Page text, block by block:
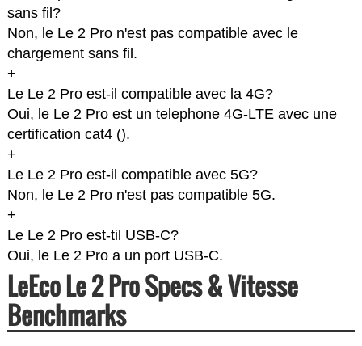
sans fil?
Non, le Le 2 Pro n'est pas compatible avec le
chargement sans fil.
+
Le Le 2 Pro est-il compatible avec la 4G?
Oui, le Le 2 Pro est un telephone 4G-LTE avec une
certification cat4 ().
+
Le Le 2 Pro est-il compatible avec 5G?
Non, le Le 2 Pro n'est pas compatible 5G.
+
Le Le 2 Pro est-til USB-C?
Oui, le Le 2 Pro a un port USB-C.
LeEco Le 2 Pro Specs & Vitesse
Benchmarks